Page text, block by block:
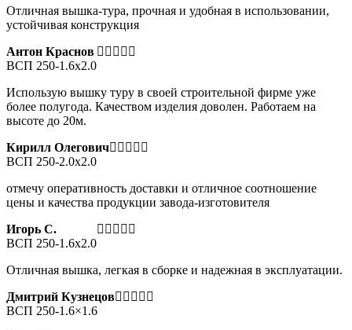
Отличная вышка-тура, прочная и удобная в использовании,
устойчивая конструкция
Антон Краснов
ВСП 250-1.6х2.0
Использую вышку туру в своей строительной фирме уже
более полугода. Качеством изделия доволен. Работаем на
высоте до 20м.
Кирилл Олегович
ВСП 250-2.0x2.0
отмечу оперативность доставки и отличное соотношение
цены и качества продукции завода-изготовителя
Игорь С.
ВСП 250-1.6х2.0
Отличная вышка, легкая в сборке и надежная в эксплуатации.
Дмитрий Кузнецов
ВСП 250-1.6×1.6